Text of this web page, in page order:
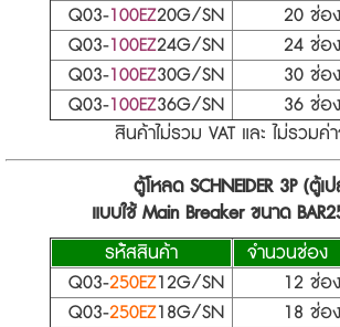
Q03-100EZ20G/SN 20 ช่อง
Q03-100EZ24G/SN 24 ช่อง
Q03-100EZ30G/SN 30 ช่อง
Q03-100EZ36G/SN 36 ช่อง
สินค้าไม่รวม VAT และ ไม่รวมค่
ตู้โหลด SCHNEIDER 3P(ตู้เ
แบบใช้ Main Breaker ขนาด
รห้ัสสินค้า
จำนวนช่อง
Q03-250EZ12G/SN 12 ช่อง
Q03-250EZ18G/SN 18 ช่อง